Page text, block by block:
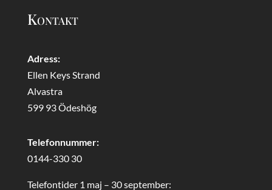
Kontakt
Adress:
Ellen Keys Strand
Alvastra
599 93 Ödeshög
Telefonnummer:
0144-330 30
Telefontider 1 maj – 30 september: